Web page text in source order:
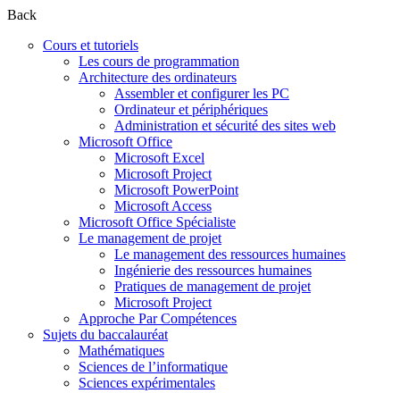
Back
Cours et tutoriels
Les cours de programmation
Architecture des ordinateurs
Assembler et configurer les PC
Ordinateur et périphériques
Administration et sécurité des sites web
Microsoft Office
Microsoft Excel
Microsoft Project
Microsoft PowerPoint
Microsoft Access
Microsoft Office Spécialiste
Le management de projet
Le management des ressources humaines
Ingénierie des ressources humaines
Pratiques de management de projet
Microsoft Project
Approche Par Compétences
Sujets du baccalauréat
Mathématiques
Sciences de l’informatique
Sciences expérimentales